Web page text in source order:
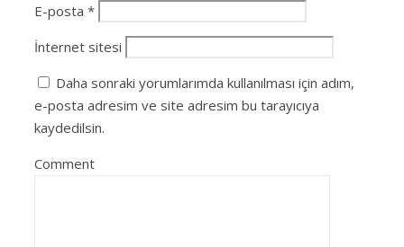
E-posta *
İnternet sitesi
Daha sonraki yorumlarımda kullanılması için adım,
e-posta adresim ve site adresim bu tarayıcıya
kaydedilsin.
Comment